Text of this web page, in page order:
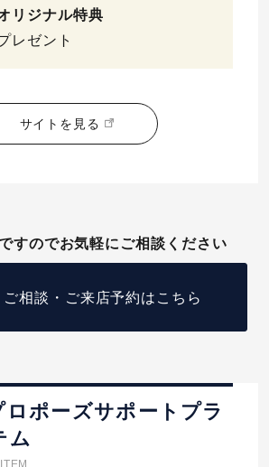
リジナル特典
レゼント
サイトを見る
すのでお気軽にご相談ください
ご相談・ご来店予約はこちら
ロポーズサポートプラ
ム